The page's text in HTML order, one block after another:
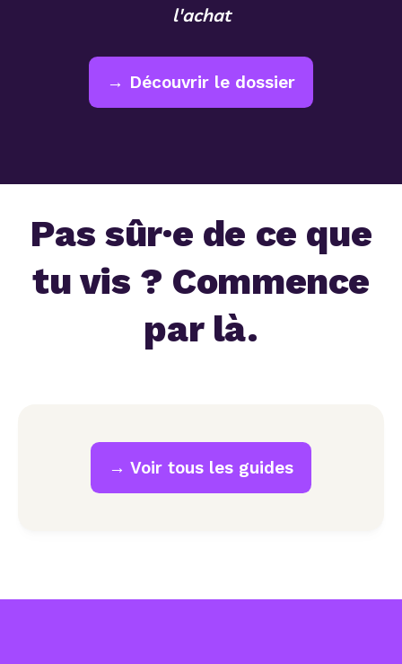
l'achat
→ Découvrir le dossier
Pas sûr·e de ce que
tu vis ? Commence
par là.
→ Voir tous les guides